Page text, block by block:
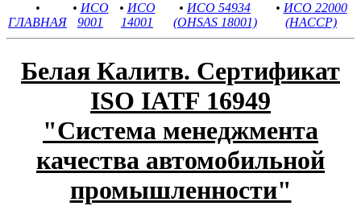
•
ГЛАВНАЯ
• ИСО
9001
• ИСО
14001
• ИСО 54934
(OHSAS 18001)
• ИСО 22000
(HACCP)
Белая Калитв. Сертификат
ISO IATF 16949
"Cистема менеджмента
качества автомобильной
промышленности"